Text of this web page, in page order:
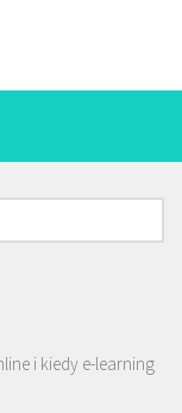
i kiedy e-learning